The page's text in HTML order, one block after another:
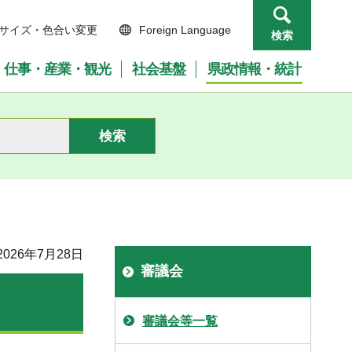
イズ・色合い変更 Foreign Language 検索
仕事・産業・観光 社会基盤 県政情報・統計
年7月28日
審議会
審議会等一覧